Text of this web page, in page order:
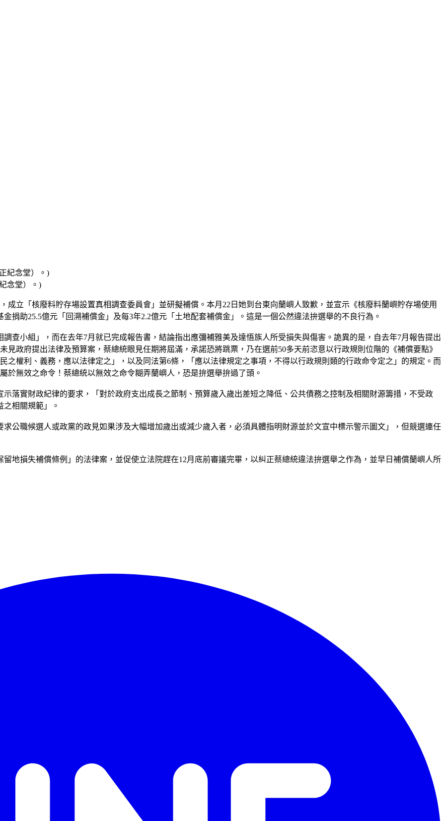
念堂）。)
，成立「核廢料貯存場設置真相調查委員會」並研擬補償。本月22日她到台東向蘭嶼人致歉，並宣示《核廢料蘭嶼貯存場使用
捐助25.5億元「回溯補償金」及每3年2.2億元「土地配套補償金」。這是一個公然違法拚選舉的不良行為。
查小組」，而在去年7月就已完成報告書，結論指出應彌補雅美及達悟族人所受損失與傷害。詭異的是，自去年7月報告提出
見政府提出法律及預算案，蔡總統眼見任期將屆滿，承諾恐將跳票，乃在選前50多天前恣意以行政規則位階的《補償要點》
之權利、義務，應以法律定之」，以及同法第6條，「應以法律規定之事項，不得以行政規則類的行政命令定之」的規定。而
於無效之命令！蔡總統以無效之命令糊弄蘭嶼人，恐是拚選舉拚過了頭。
落實財政紀律的要求，「對於政府支出成長之節制、預算歲入歲出差短之降低、公共債務之控制及相關財源籌措，不受政
相關規範」。
公職候選人或政黨的政見如果涉及大幅增加歲出或減少歲入者，必須具體指明財源並於文宣中標示警示圖文」，但競選連任
地損失補償條例」的法律案，並促使立法院趕在12月底前審議完畢，以糾正蔡總統違法拚選舉之作為，並早日補償蘭嶼人所